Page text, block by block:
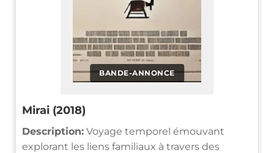
BANDE-ANNONCE
Mirai (2018)
Description: Voyage temporel émouvant
explorant les liens familiaux à travers des